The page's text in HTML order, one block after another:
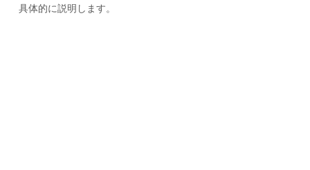
具体的に説明します。